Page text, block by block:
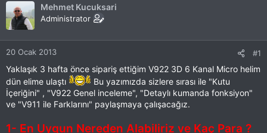
Mehmet Kucuksari
Administrator
20 Ocak 2013 #1
Yaklaşık 3 hafta önce sipariş ettiğim V922 3D 6 Kanal Micro helim
dün elime ulaştı
Bu yazımızda sizlere sırası ile "Kutu
İçeriğini" , "V922 Genel inceleme", "Detaylı kumanda fonksiyon"
ve "V911 ile Farklarını" paylaşmaya çalışacağız.
1- En Uygun Nereden Alabiliriz ve Kaç Para ?